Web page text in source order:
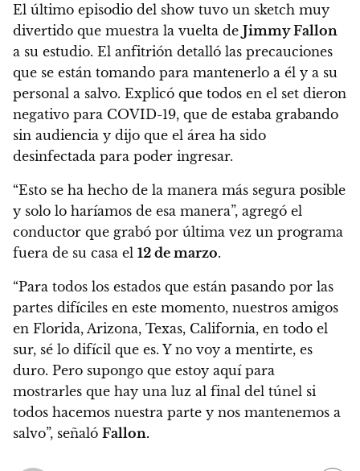
El último episodio del show tuvo un sketch muy
divertido que muestra la vuelta de Jimmy Fallon
a su estudio. El anfitrión detalló las precauciones
que se están tomando para mantenerlo a él y a su
personal a salvo. Explicó que todos en el set dieron
negativo para COVID-19, que de estaba grabando
sin audiencia y dijo que el área ha sido
desinfectada para poder ingresar.
“Esto se ha hecho de la manera más segura posible
y solo lo haríamos de esa manera”, agregó el
conductor que grabó por última vez un programa
fuera de su casa el 12 de marzo.
“Para todos los estados que están pasando por las
partes difíciles en este momento, nuestros amigos
en Florida, Arizona, Texas, California, en todo el
sur, sé lo difícil que es. Y no voy a mentirte, es
duro. Pero supongo que estoy aquí para
mostrarles que hay una luz al final del túnel si
todos hacemos nuestra parte y nos mantenemos a
salvo”, señaló Fallon.